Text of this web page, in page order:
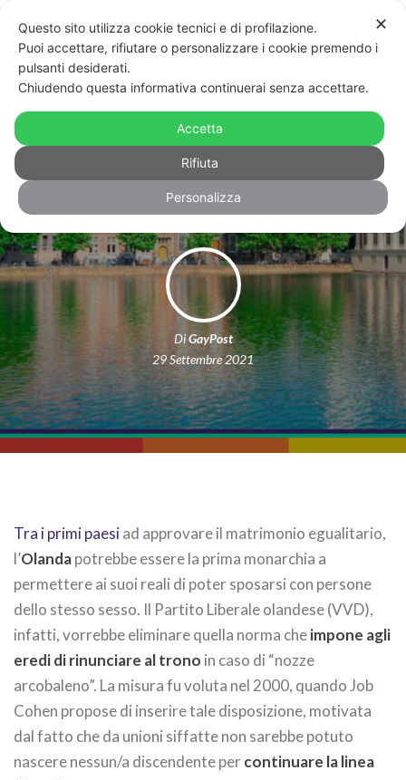
Olanda, anche i monarchi
potrebbero accedere al matrimonio
egualitario
DiGayPost
29 Settembre 2021
Tra i primi paesiad approvare il matrimonio egualitario,
l’Olandapotrebbe essere la prima monarchia a
permettere ai suoi reali di poter sposarsi con persone
dello stesso sesso. Il Partito Liberale olandese (VVD),
infatti, vorrebbe eliminare quella norma cheimpone agli
eredi di rinunciare al trono in caso di “nozze
arcobaleno”. La misura fu voluta nel 2000, quando Job
Cohen propose di inserire tale disposizione, motivata
dal fatto che da unioni siffatte non sarebbe potuto
nascere nessun/a discendente percontinuare la linea
✕
Questo sito utilizza cookie tecnici e di profilazione.
Puoi accettare, rifiutare o personalizzare i cookie premendo i
pulsanti desiderati.
Chiudendo questa informativa continuerai senza accettare.
Accetta
Rifiuta
Personalizza